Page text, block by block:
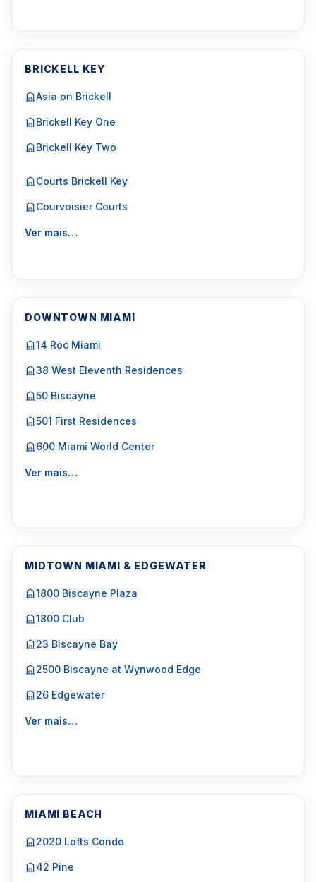
BRICKELL KEY
Asia on Brickell
Brickell Key One
Brickell Key Two
Courts Brickell Key
Courvoisier Courts
Ver mais…
DOWNTOWN MIAMI
14 Roc Miami
38 West Eleventh Residences
50 Biscayne
501 First Residences
600 Miami World Center
Ver mais…
MIDTOWN MIAMI & EDGEWATER
1800 Biscayne Plaza
1800 Club
23 Biscayne Bay
2500 Biscayne at Wynwood Edge
26 Edgewater
Ver mais…
MIAMI BEACH
2020 Lofts Condo
42 Pine